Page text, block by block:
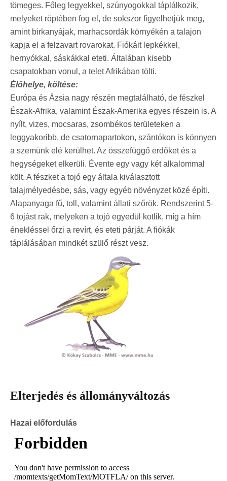
tömeges. Főleg legyekkel, szúnyogokkal táplálkozik,
melyeket röptében fog el, de sokszor figyelhetjük meg,
amint birkanyájak, marhacsordák környékén a talajon
kapja el a felzavart rovarokat. Fiókáit lepkékkel,
hernyókkal, sáskákkal eteti. Általában kisebb
csapatokban vonul, a telet Afrikában tölti.
Élőhelye, költése:
Európa és Ázsia nagy részén megtalálható, de fészkel
Észak-Afrika, valamint Észak-Amerika egyes részein is. A
nyílt, vizes, mocsaras, zsombékos területeken a
leggyakoribb, de csatornapartokon, szántókon is könnyen
a szemünk elé kerülhet. Az összefüggő erdőket és a
hegységeket elkerüli. Évente egy vagy két alkalommal
költ. A fészket a tojó egy általa kiválasztott
talajmélyedésbe, sás, vagy egyéb növényzet közé építi.
Alapanyaga fű, toll, valamint állati szőrök. Rendszerint 5-
6 tojást rak, melyeken a tojó egyedül kotlik, míg a hím
énekléssel őrzi a revírt, és eteti párját. A fiókák
táplálásában mindkét szülő részt vesz.
Elterjedés és állományváltozás
Hazai előfordulás